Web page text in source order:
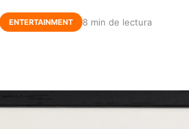
ENTERTAINMENT 8 min de lectura